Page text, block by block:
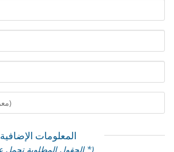
المعلومات الإضافية
(الحقول المطلوبة تحمل علامة *)